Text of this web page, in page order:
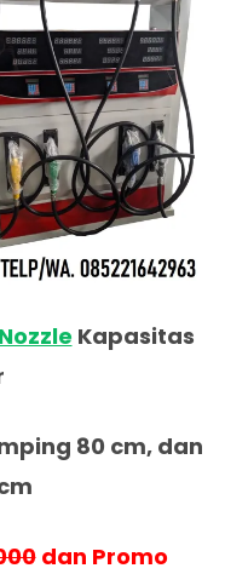
Kapasitas
80 cm, dan
dan Promo